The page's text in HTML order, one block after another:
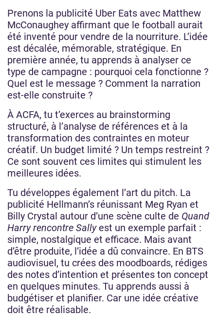
Prenons la publicité Uber Eats avec Matthew
McConaughey affirmant que le football aurait
été inventé pour vendre de la nourriture. L’idée
est décalée, mémorable, stratégique. En
première année, tu apprends à analyser ce
type de campagne : pourquoi cela fonctionne ?
Quel est le message ? Comment la narration
est-elle construite ?
À ACFA, tu t’exerces au brainstorming
structuré, à l’analyse de références et à la
transformation des contraintes en moteur
créatif. Un budget limité ? Un temps restreint ?
Ce sont souvent ces limites qui stimulent les
meilleures idées.
Tu développes également l’art du pitch. La
publicité Hellmann’s réunissant Meg Ryan et
Billy Crystal autour d’une scène culte de Quand
Harry rencontre Sallyest un exemple parfait :
simple, nostalgique et efficace. Mais avant
d’être produite, l’idée a dû convaincre. En BTS
audiovisuel, tu crées des moodboards, rédiges
des notes d’intention et présentes ton concept
en quelques minutes. Tu apprends aussi à
budgétiser et planifier. Car une idée créative
doit être réalisable.